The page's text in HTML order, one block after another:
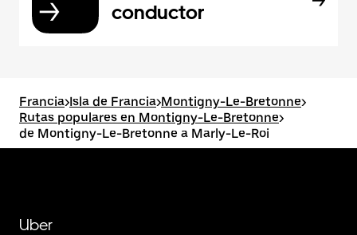
conductor
Francia>Isla de Francia>Montigny-Le-Bretonne>
Rutas populares en Montigny-Le-Bretonne>
de Montigny-Le-Bretonne a Marly-Le-Roi
Uber